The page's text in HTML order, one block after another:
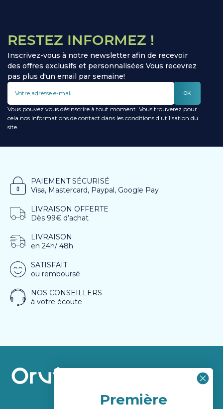
RESTEZ INFORMEZ !
Inscrivez-vous à notre newsletter afin de recevoir
des offres exclusifs et personnalisées Vous recevrez
pas plus d'un email par semaine!
OK
Vous pouvez vous désinscrire à tout moment. Vous trouverez pour
cela nos informations de contact dans les conditions d'utilisation du
site.
PAIEMENT SÉCURISÉ
Visa, Mastercard, Paypal, Google Pay
LIVRAISON OFFERTE
Dès 99€ d’achat
LIVRAISON
en 24h/ 48h
SATISFAIT
ou remboursé
NOS CONSEILLERS
à votre écoute
Première